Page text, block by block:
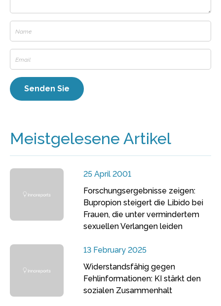
Meistgelesene Artikel
25 April 2001
Forschungsergebnisse zeigen:
Bupropion steigert die Libido bei
Frauen, die unter vermindertem
sexuellen Verlangen leiden
13 February 2025
Widerstandsfähig gegen
Fehlinformationen: KI stärkt den
sozialen Zusammenhalt